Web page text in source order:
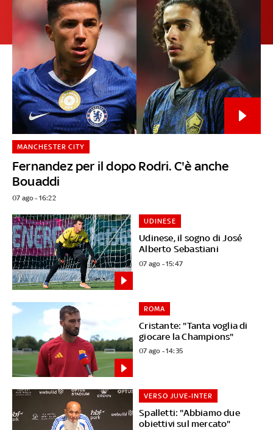
Fernandez per il dopo Rodri. C'è anche
Bouaddi
MANCHESTER CITY
07 ago - 16:22
Udinese, il sogno di José
Alberto Sebastiani
UDINESE
07 ago - 15:47
Cristante: "Tanta voglia di
giocare la Champions"
ROMA
07 ago - 14:35
Spalletti: "Abbiamo due
obiettivi sul mercato"
VERSO JUVE-INTER